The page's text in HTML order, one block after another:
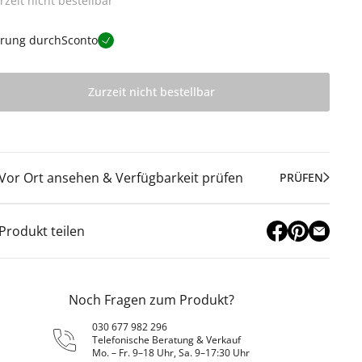
durchSconto
Zurzeit nicht bestellbar
Ort ansehen & Verfügbarkeit prüfen PRÜFEN
teilen
Noch Fragen zum Produkt?
030 677 982 296
Telefonische Beratung & Verkauf
Mo. – Fr. 9–18 Uhr, Sa. 9–17:30 Uhr